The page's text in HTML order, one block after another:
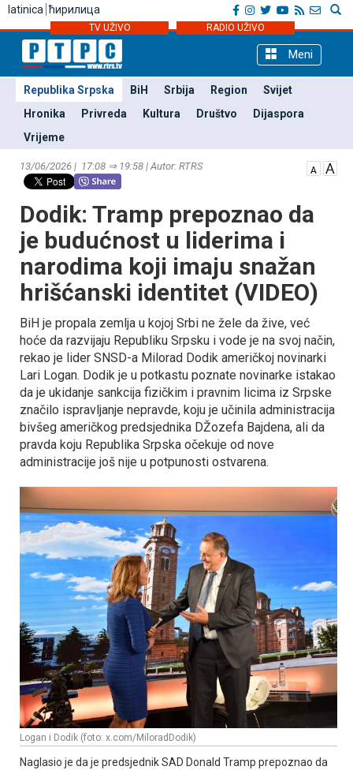
latinica ћирилица
TV UŽIVO RADIO UŽIVO
Meni
Republika Srpska BiH Srbija Region
Svijet
Hronika
Privreda Kultura Društvo
Dijaspora
Vrijeme
13/06/2026 | 17:08 ⇒ 19:58 | Autor: RTRS
Dodik: Tramp prepoznao da
je budućnost u liderima i
narodima koji imaju snažan
hrišćanski identitet (VIDEO)
BiH je propala zemlja u kojoj Srbi ne žele da žive, već
hoće da razvijaju Republiku Srpsku i vode je na svoj način,
rekao je lider SNSD-a Milorad Dodik američkoj novinarki
Lari Logan. Dodik je u potkastu poznate novinarke istakao
da je ukidanje sankcija fizičkim i pravnim licima iz Srpske
značilo ispravljanje nepravde, koju je učinila administracija
bivšeg američkog predsjednika DŽozefa Bajdena, ali da
pravda koju Republika Srpska očekuje od nove
administracije još nije u potpunosti ostvarena.
Logan i Dodik (foto: x.com/MiloradDodik)
Naglasio je da je predsjednik SAD Donald Tramp prepoznao da